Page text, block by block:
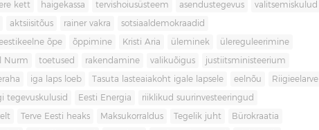
kett haigekassa tervishoiusüsteem asendustegevus valitsemiskulud
aktsiisitõus rainer vakra sotsiaaldemokraadid
õpe õppimine Kristi Aria üleminek ülereguleerimine
Nurm toetused rakendamine valikuõigus justiitsministeerium
iga laps loeb Tasuta lasteaiakoht igale lapsele eelnõu Riigieelarve
tegevuskulusid Eesti Energia riiklikud suurinvesteeringud
Terve Eesti heaks Maksukorraldus Tegelik juht Bürokraatia